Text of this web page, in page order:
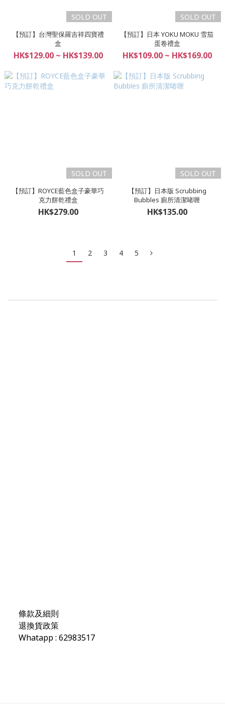
SOLD OUT
【預訂】台灣聖保羅吉祥四寶禮
盒
HK$129.00 ~ HK$139.00
SOLD OUT
【預訂】日本 YOKU MOKU 雪茄
蛋卷禮盒
HK$109.00 ~ HK$169.00
SOLD OUT
【預訂】ROYCE藍色盒子豪華巧
克力餅乾禮盒
HK$279.00
SOLD OUT
【預訂】日本版 Scrubbing
Bubbles 廁所清潔啫喱
HK$135.00
1 2 3 4 5
條款及細則
退換貨政策
Whatapp : 62983517